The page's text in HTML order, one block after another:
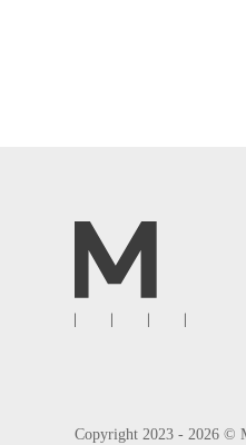
Copyright 2023 - 2026